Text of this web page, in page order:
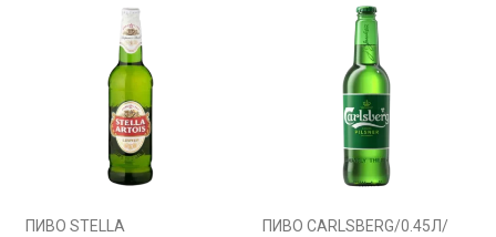
ПИВО STELLA
ПИВО CARLSBERG/0.45Л/